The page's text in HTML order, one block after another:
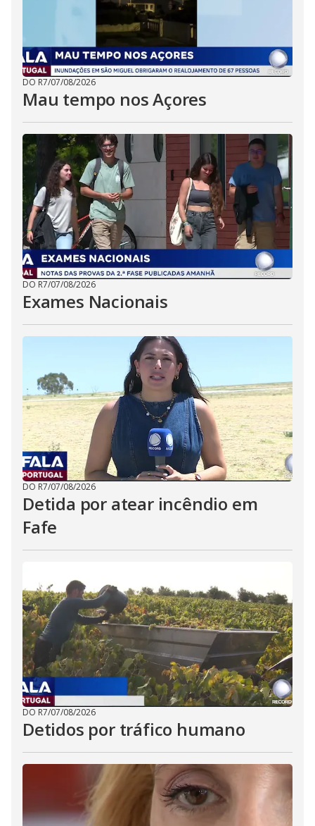
DO R7/07/08/2026
Mau tempo nos Açores
DO R7/07/08/2026
Exames Nacionais
DO R7/07/08/2026
Detida por atear incêndio em
Fafe
DO R7/07/08/2026
Detidos por tráfico humano